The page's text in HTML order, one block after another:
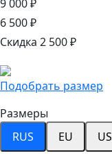
9 000 ₽
6 500 ₽
Скидка 2 500 ₽
Подобрать размер
Размеры
RUS
EU US